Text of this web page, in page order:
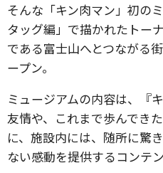
そんな「キン肉マン」初の
タッグ編」で描かれたトー
である富士山へとつながる
ープン。
ミュージアムの内容は、『
友情や、これまで歩んでき
に、施設内には、随所に驚
ない感動を提供するコンテ